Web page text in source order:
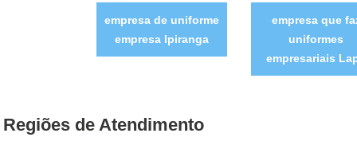
empresa de uniforme
empresa Ipiranga
empresa que
uniformes
empresariais
Regiões de Atendimento